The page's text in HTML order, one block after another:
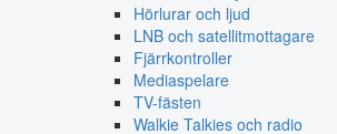
Hörlurar och ljud
LNB och satellitmottagare
Fjärrkontroller
Mediaspelare
TV-fästen
Walkie Talkies och radio